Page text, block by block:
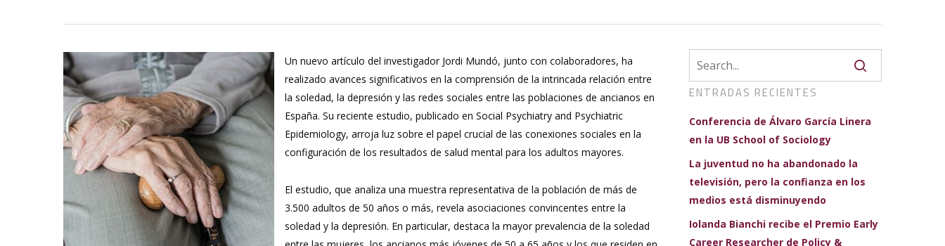
Un nuevo artículo del investigador Jordi Mundó, junto con colaboradores, ha
realizado avances significativos en la comprensión de la intrincada relación entre
la soledad, la depresión y las redes sociales entre las poblaciones de ancianos en
España. Su reciente estudio, publicado en Social Psychiatry and Psychiatric
Epidemiology, arroja luz sobre el papel crucial de las conexiones sociales en la
configuración de los resultados de salud mental para los adultos mayores.
El estudio, que analiza una muestra representativa de la población de más de
3.500 adultos de 50 años o más, revela asociaciones convincentes entre la
soledad y la depresión. En particular, destaca la mayor prevalencia de la soledad
ENTRADAS RECIENTES
Conferencia de Álvaro García Linera
en la UB School of Sociology
La juventud no ha abandonado la
televisión, pero la confianza en los
medios está disminuyendo
Iolanda Bianchi recibe el Premio Early
Career Researcher de Policy &